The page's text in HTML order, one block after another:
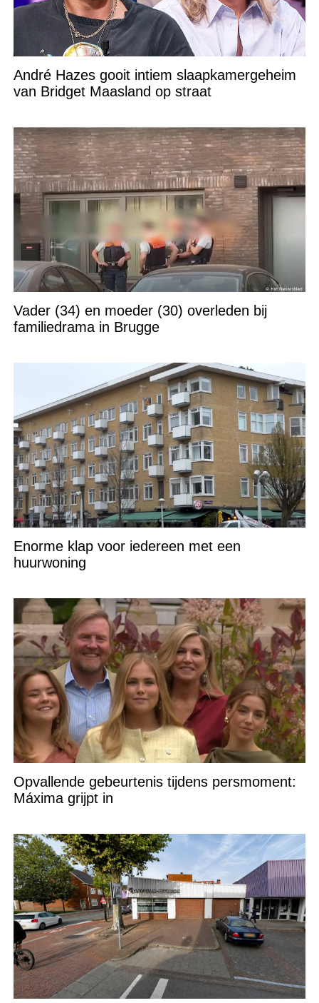
André Hazes gooit intiem slaapkamergeheim
van Bridget Maasland op straat
Vader (34) en moeder (30) overleden bij
familiedrama in Brugge
Enorme klap voor iedereen met een
huurwoning
Opvallende gebeurtenis tijdens persmoment:
Máxima grijpt in